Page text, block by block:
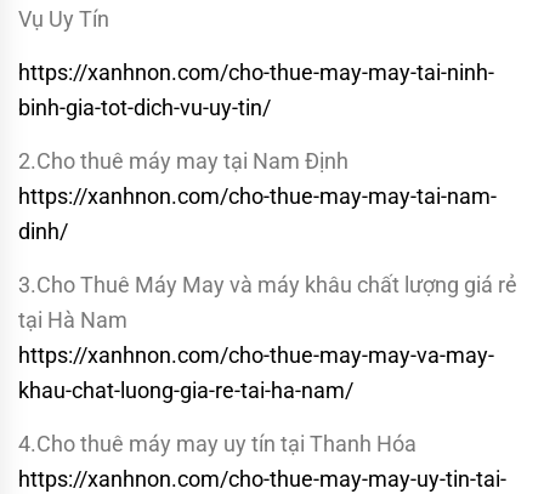
Vụ Uy Tín
https://xanhnon.com/cho-thue-may-may-tai-ninh-
binh-gia-tot-dich-vu-uy-tin/
2.Cho thuê máy may tại Nam Định
https://xanhnon.com/cho-thue-may-may-tai-nam-
dinh/
3.Cho Thuê Máy May và máy khâu chất lượng giá rẻ
tại Hà Nam
https://xanhnon.com/cho-thue-may-may-va-may-
khau-chat-luong-gia-re-tai-ha-nam/
4.Cho thuê máy may uy tín tại Thanh Hóa
https://xanhnon.com/cho-thue-may-may-uy-tin-tai-